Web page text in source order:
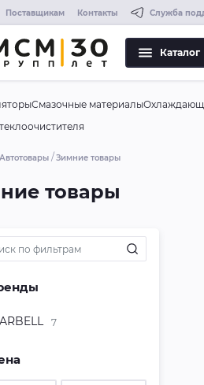
Поставщикам Контакты Служба
Каталог
Смазочные материалы
Автотовары Зимние товары
товары
7